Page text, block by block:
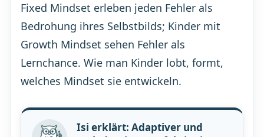
Fixed Mindset erleben jeden Fehler als
Bedrohung ihres Selbstbilds; Kinder mit
Growth Mindset sehen Fehler als
Lernchance. Wie man Kinder lobt, formt,
welches Mindset sie entwickeln.
Isi erklärt: Adaptiver und